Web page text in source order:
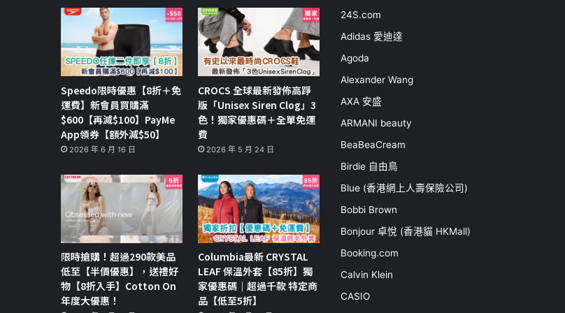
Speedo限時優惠【8折＋免
運費】新會員買購滿
$600【再減$100】PayMe
App領券【額外減$50】
2026 年 6 月 16 日
CROCS 全球最新發佈高踭
版「Unisex Siren Clog」3
色！獨家優惠碼＋全單免運
費
2026 年 5 月 24 日
限時搶購！超過290款美品
低至【半價優惠】，送禮好
物【8折入手】Cotton On
年度大優惠！
Columbia最新 CRYSTAL
LEAF 保溫外套【85折】獨
家優惠碼｜超過千款 特定商
品【低至5折】
24S.com
Adidas 愛迪達
Agoda
Alexander Wang
AXA 安盛
ARMANI beauty
BeaBeaCream
Birdie 自由鳥
Blue (香港網上人壽保險公司)
Bobbi Brown
Bonjour 卓悅 (香港貓 HKMall)
Booking.com
Calvin Klein
CASIO